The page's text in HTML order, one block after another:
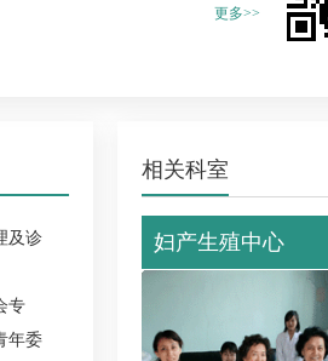
更多>>
及诊
专
年委
相关科室
妇产生殖中心